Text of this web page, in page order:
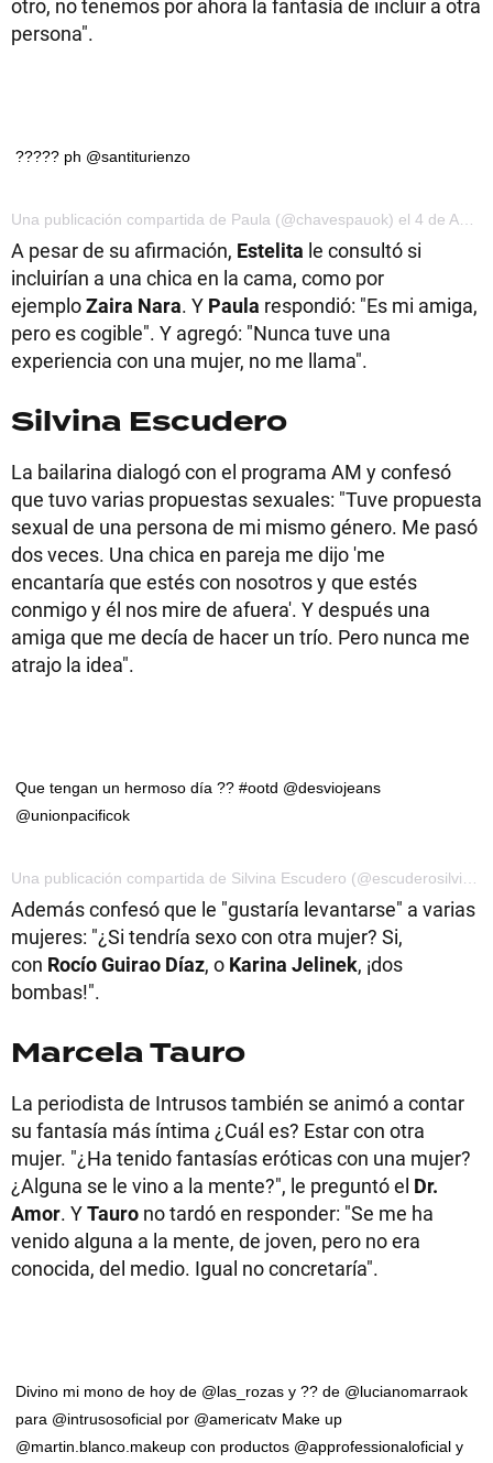
persona".
????? ph @santiturienzo
A pesar de su afirmación, Estelita le consultó si
incluirían a una chica en la cama, como por
ejemploZaira Nara. Y Paula respondió: "Es mi amiga,
pero es cogible". Y agregó: "Nunca tuve una
experiencia con una mujer, no me llama".
Silvina Escudero
La bailarina dialogó con el programa AM y confesó
que tuvo varias propuestas sexuales: "Tuve propuesta
sexual de una persona de mi mismo género. Me pasó
dos veces. Una chica en pareja me dijo 'me
encantaría que estés con nosotros y que estés
conmigo y él nos mire de afuera'. Y después una
amiga que me decía de hacer un trío. Pero nunca me
atrajo la idea".
Que tengan un hermoso día ?? #ootd @desviojeans
@unionpacificok
Además confesó que le "gustaría levantarse" a varias
mujeres: "¿Si tendría sexo con otra mujer? Si,
con Rocío Guirao Díaz, o Karina Jelinek, ¡dos
bombas!".
Marcela Tauro
La periodista de Intrusos también se animó a contar
su fantasía más íntima ¿Cuál es? Estar con otra
mujer. "¿Ha tenido fantasías eróticas con una mujer?
¿Alguna se le vino a la mente?", le preguntó el Dr.
Amor. YTauro no tardó en responder: "Se me ha
venido alguna a la mente, de joven, pero no era
conocida, del medio. Igual no concretaría".
Divino mi mono de hoy de @las_rozas y ?? de @lucianomarraok
para @intrusosoficial por @americatv Make up
@martin.blanco.makeup con productos @approfessionaloficial y